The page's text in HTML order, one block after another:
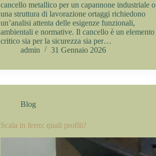
cancello metallico per un capannone industriale o
una struttura di lavorazione ortaggi richiedono
un’analisi attenta delle esigenze funzionali,
ambientali e normative. Il cancello è un elemento
critico sia per la sicurezza sia per…
admin
31 Gennaio 2026
Blog
Scala in ferro: quali profili?